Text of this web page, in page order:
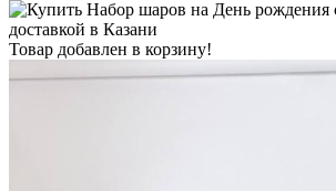
Товар добавлен в корзину!